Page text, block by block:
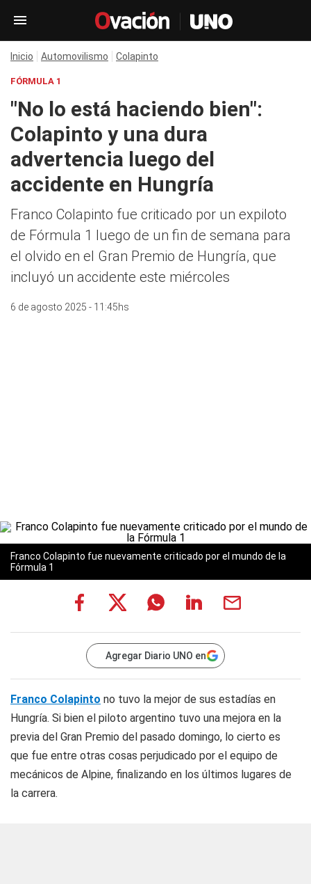
Inicio Automovilismo Colapinto
FÓRMULA 1
"No lo está haciendo bien":
Colapinto y una dura
advertencia luego del
accidente en Hungría
Franco Colapinto fue criticado por un expiloto
de Fórmula 1 luego de un fin de semana para
el olvido en el Gran Premio de Hungría, que
incluyó un accidente este miércoles
6 de agosto 2025 - 11:45hs
Franco Colapinto fue nuevamente criticado por el mundo de la
Fórmula 1
Agregar Diario UNO en
Franco Colapinto no tuvo la mejor de sus estadías en
Hungría. Si bien el piloto argentino tuvo una mejora en la
previa del Gran Premio del pasado domingo, lo cierto es
que fue entre otras cosas perjudicado por el equipo de
mecánicos de Alpine, finalizando en los últimos lugares de
la carrera.